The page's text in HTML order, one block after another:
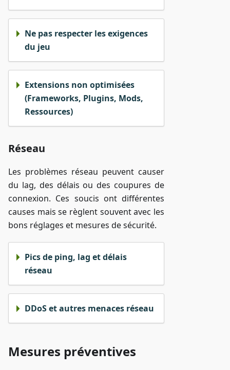
Ne pas respecter les exigences
du jeu
Extensions non optimisées
(Frameworks, Plugins, Mods,
Ressources)
Réseau
Les problèmes réseau peuvent causer
du lag, des délais ou des coupures de
connexion. Ces soucis ont différentes
causes mais se règlent souvent avec les
bons réglages et mesures de sécurité.
Pics de ping, lag et délais
réseau
DDoS et autres menaces réseau
Mesures préventives